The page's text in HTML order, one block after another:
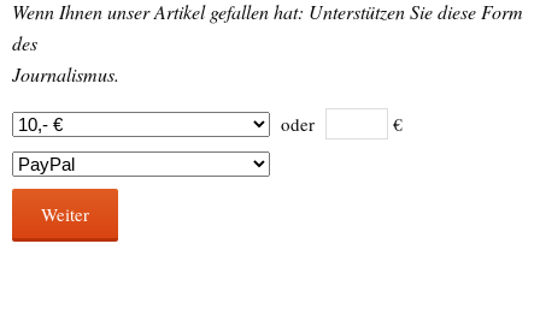
Wenn Ihnen unser Artikel gefallen hat: Unterstützen Sie diese Form
des
Journalismus.
oder €
Weiter